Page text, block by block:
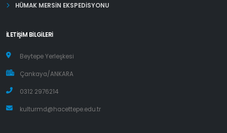
HÜMAK MERSİN EKSPEDİSYONU
İLETIŞIM BILGILERI
Beytepe Yerleşkesi
Çankaya/ANKARA
0312 2976214
kulturmd@hacettepe.edu.tr